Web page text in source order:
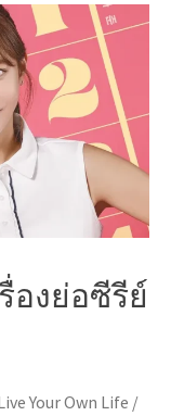
เรื่องย่อซีรีย์
Your Own Life /